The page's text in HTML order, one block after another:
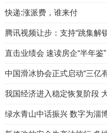
快递:涨派费，谁来付
腾讯视频让步：支持“跳集解锁
直击业绩会 速读房企“半年鉴”
中国滑冰协会正式启动“三亿
我国经济进入稳定恢复阶段
绿水青山中话振兴 数字为淄